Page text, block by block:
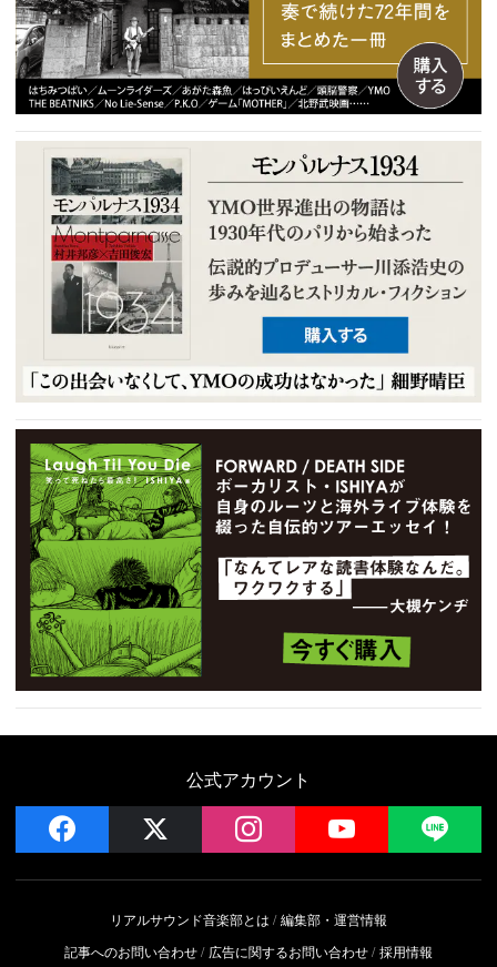
公式アカウント
facebook instagram YouTube
リアルサウンド音楽部とは
編集部・運営情報
記事へのお問い合わせ
広告に関するお問い合わせ 採用情報